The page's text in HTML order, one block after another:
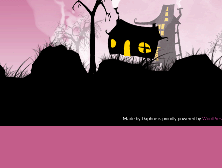
Made by Daphne is proudly powered by